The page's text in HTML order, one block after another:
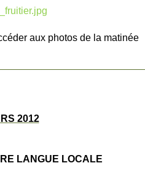
aux photos de la matinée
2012
LANGUE LOCALE